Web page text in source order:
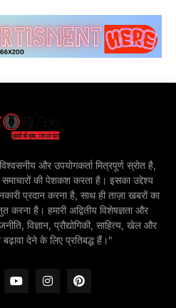
और उपयोगकर्ता मित्रपूर्ण स्रोत है,
की पेशकश करता है। इसका उद्देश्य
प्रदान करना है, साथ ही ताज़ा खबरों का
करना है। हमारी अद्वितीय विशेषज्ञता और
विज्ञान, प्रौद्योगिकी, साहित्य, खेल और
देने के लिए प्रतिबद्ध हैं।"